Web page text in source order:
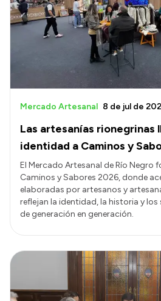
Las artesanías rionegrinas
identidad a Caminos y
Mercado Artesanal 8 de jul de
El Mercado Artesanal de Río Negro
Caminos y Sabores 2026, donde
elaboradas por artesanos y
reflejan la identidad, la historia y
de generación en generación.